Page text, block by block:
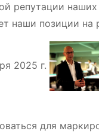
репутации
наши позиции
2025 г.
для